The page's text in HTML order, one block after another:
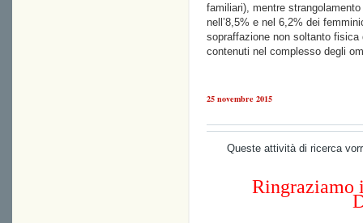
familiari), mentre
nell’8,5% e nel 6,2% dei
sopraffazione non soltanto
contenuti nel complesso degli
25 novembre 2015
Queste attività di ricerca
Ringraziamo